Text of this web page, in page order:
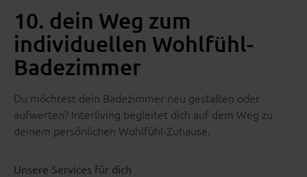
10. dein Weg zum
individuellen Wohlfühl-
Badezimmer
Du möchtest dein Badezimmer neu gestalten oder
aufwerten? Interliving begleitet dich auf dem Weg zu
deinem persönlichen Wohlfühl-Zuhause.
Unsere Services für dich